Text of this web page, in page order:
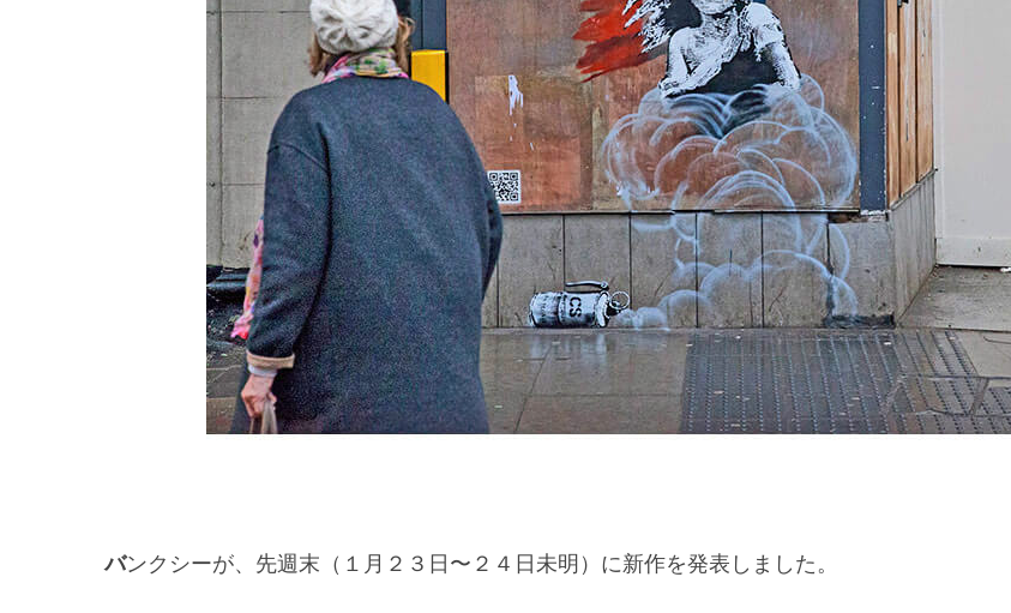
バンクシーが、先週末（１月２３日〜２４日未明）に新作を発表しました。